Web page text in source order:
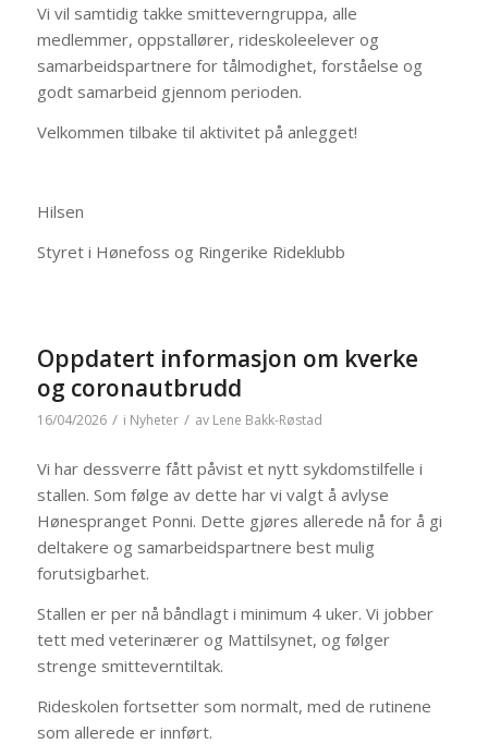
Vi vil samtidig takke smitteverngruppa, alle
medlemmer, oppstallører, rideskoleelever og
samarbeidspartnere for tålmodighet, forståelse og
godt samarbeid gjennom perioden.
Velkommen tilbake til aktivitet på anlegget!
Hilsen
Styret i Hønefoss og Ringerike Rideklubb
Oppdatert informasjon om kverke
og coronautbrudd
16/04/2026 / i Nyheter / av Lene Bakk-Røstad
Vi har dessverre fått påvist et nytt sykdomstilfelle i
stallen. Som følge av dette har vi valgt å avlyse
Hønespranget Ponni. Dette gjøres allerede nå for å gi
deltakere og samarbeidspartnere best mulig
forutsigbarhet.
Stallen er per nå båndlagt i minimum 4 uker. Vi jobber
tett med veterinærer og Mattilsynet, og følger
strenge smitteverntiltak.
Rideskolen fortsetter som normalt, med de rutinene
som allerede er innført.